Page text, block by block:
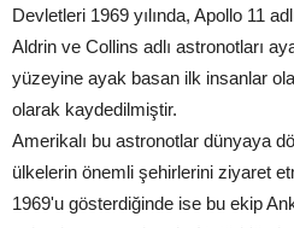
Devletleri 1969 yılında, Apollo 11
Aldrin ve Collins adlı astronotları
yüzeyine ayak basan ilk insanlar
olarak kaydedilmiştir.
Amerikalı bu astronotlar dünyaya
ülkelerin önemli şehirlerini ziyaret
1969'u gösterdiğinde ise bu ekip